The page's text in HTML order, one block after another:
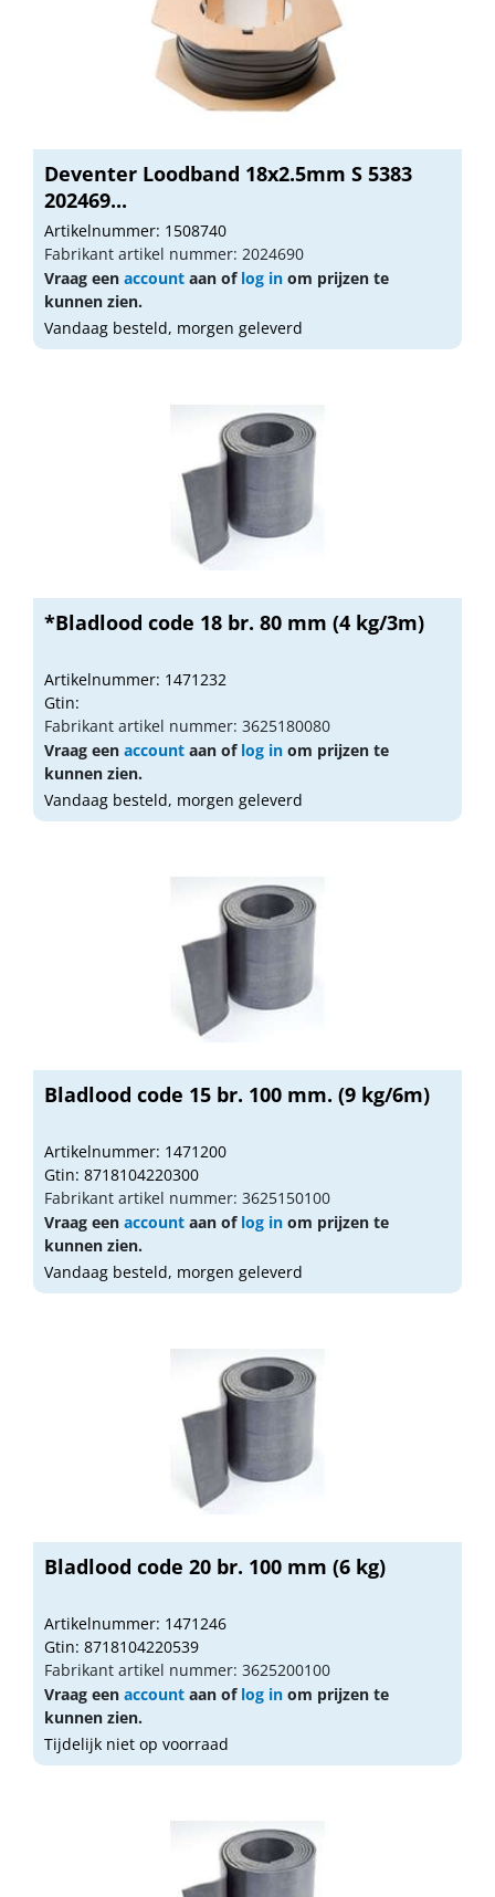
Deventer Loodband 18x2.5mm S 5383
202469...
Artikelnummer: 1508740
Fabrikant artikel nummer: 2024690
Vraag een account aan of log in om prijzen te
kunnen zien.
Vandaag besteld, morgen geleverd
*Bladlood code 18 br. 80 mm (4 kg/3m)
Artikelnummer: 1471232
Gtin:
Fabrikant artikel nummer: 3625180080
Vraag een account aan of log in om prijzen te
kunnen zien.
Vandaag besteld, morgen geleverd
Bladlood code 15 br. 100 mm. (9 kg/6m)
Artikelnummer: 1471200
Gtin: 8718104220300
Fabrikant artikel nummer: 3625150100
Vraag een account aan of log in om prijzen te
kunnen zien.
Vandaag besteld, morgen geleverd
Bladlood code 20 br. 100 mm (6 kg)
Artikelnummer: 1471246
Gtin: 8718104220539
Fabrikant artikel nummer: 3625200100
Vraag een account aan of log in om prijzen te
kunnen zien.
Tijdelijk niet op voorraad